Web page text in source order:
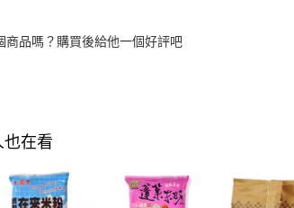
商品嗎？購買後給他一個好評吧
也在看